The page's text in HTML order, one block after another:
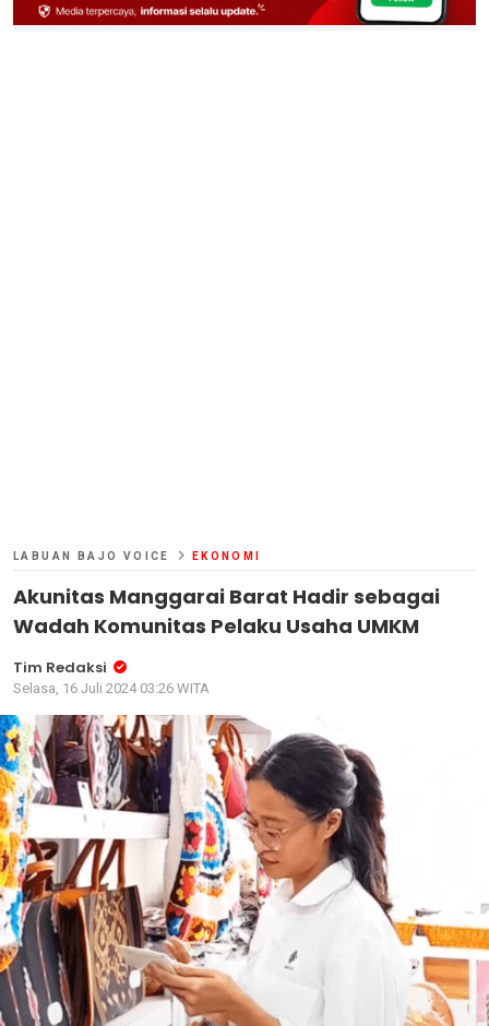
LABUAN BAJO VOICE EKONOMI
Akunitas Manggarai Barat Hadir sebagai
Wadah Komunitas Pelaku Usaha UMKM
Tim Redaksi
Selasa, 16 Juli 2024 03:26 WITA